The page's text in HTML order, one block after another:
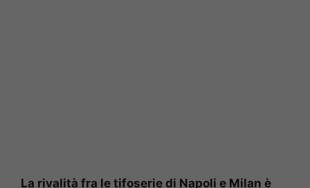
La rivalità fra le tifoserie di Napoli e Milan è